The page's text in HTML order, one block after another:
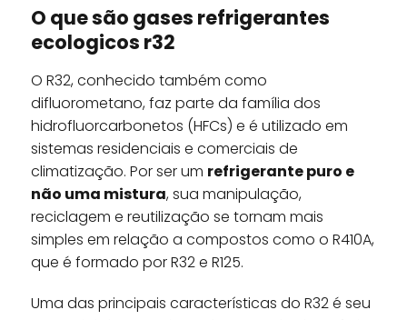
O que são gases refrigerantes
ecologicos r32
O R32, conhecido também como
difluorometano, faz parte da família dos
hidrofluorcarbonetos (HFCs) e é utilizado em
sistemas residenciais e comerciais de
climatização. Por ser um refrigerante puro e
não uma mistura, sua manipulação,
reciclagem e reutilização se tornam mais
simples em relação a compostos como o R410A,
que é formado por R32 e R125.
Uma das principais características do R32 é seu